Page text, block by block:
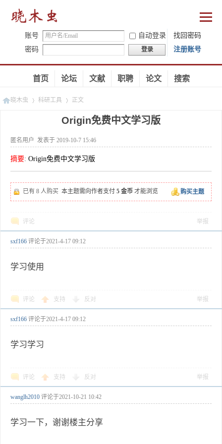
账号 自动登录
找回密码
密码
登录 注册账号
首页 论坛 文献 职聘 论文 搜索
晓木虫
»
科研工具
»
正文
Origin免费中文学习版
匿名用户 发表于 2019-10-7 15:46
摘要: Origin免费中文学习版
购买主题
已有 8 人购买 本主题需向作者支付 5 金币 才能浏览
评论 举报
sxf166 评论于2021-4-17 09:12
学习使用
评论 支持 反对 举报
sxf166 评论于2021-4-17 09:12
学习学习
评论 支持 反对 举报
wanglh2010 评论于2021-10-21 10:42
学习一下，谢谢楼主分享